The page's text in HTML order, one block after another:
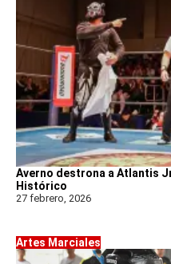
Averno destrona a Atlantis
Histórico
27 febrero, 2026
Artes Marciales